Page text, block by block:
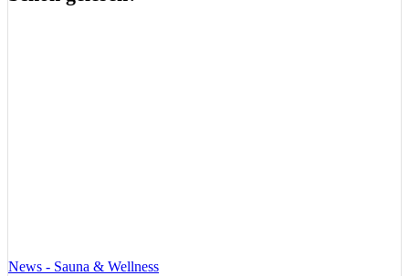
News - Sauna & Wellness